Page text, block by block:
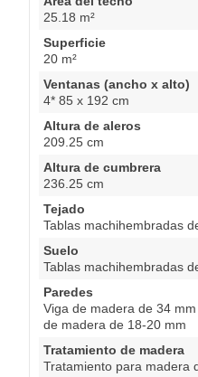
25.18 m²
Superficie
20 m²
Ventanas (ancho x alto)
4* 85 x 192 cm
Altura de aleros
209.25 cm
Altura de cumbrera
236.25 cm
Tejado
Tablas machihembradas
Suelo
Tablas machihembradas
Paredes
Viga de madera de 34
de madera de 18-20 mm
Tratamiento de madera
Tratamiento para madera